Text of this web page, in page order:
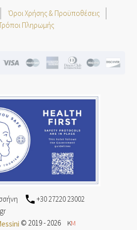
Όροι Χρήσης & Προϋποθέσεις
Πληρωμής
+30 27220 23002
© 2019 - 2026 KM